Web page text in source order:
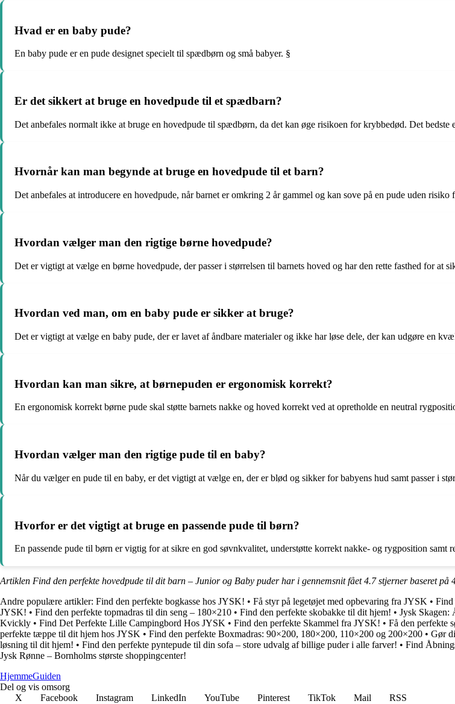
Hvad er en baby pude?
En baby pude er en pude designet specielt til spædbørn og små babyer. §
Er det sikkert at bruge en hovedpude til et spædbarn?
Det anbefales normalt ikke at bruge en hovedpude til spædbørn, da det kan øge risikoen for krybbedød. Det
Hvornår kan man begynde at bruge en hovedpude til et barn?
Det anbefales at introducere en hovedpude, når barnet er omkring 2 år gammel og kan sove på en pude uden
Hvordan vælger man den rigtige børne hovedpude?
Det er vigtigt at vælge en børne hovedpude, der passer i størrelsen til barnets hoved og har den rette fasthed for at
Hvordan ved man, om en baby pude er sikker at bruge?
Det er vigtigt at vælge en baby pude, der er lavet af åndbare materialer og ikke har løse dele, der kan udgøre en
Hvordan kan man sikre, at børnepuden er ergonomisk korrekt?
En ergonomisk korrekt børne pude skal støtte barnets nakke og hoved korrekt ved at opretholde en neutral
Hvordan vælger man den rigtige pude til en baby?
Når du vælger en pude til en baby, er det vigtigt at vælge en, der er blød og sikker for babyens hud samt passer i
Hvorfor er det vigtigt at bruge en passende pude til børn?
En passende pude til børn er vigtig for at sikre en god søvnkvalitet, understøtte korrekt nakke- og rygposition samt
Artiklen Find den perfekte hovedpude til dit barn – Junior og Baby puder har i gennemsnit fået4.7stjerner baseret på
Andre populære artikler: Find den perfekte bogkasse hos JYSK! • Få styr på legetøjet med opbevaring fra JYSK • Find
JYSK! • Find den perfekte topmadras til din seng – 180×210 • Find den perfekte skobakke til dit hjem! • Jysk Skagen:
Kvickly • Find Det Perfekte Lille Campingbord Hos JYSK • Find den perfekte Skammel fra JYSK! • Få den perfekte
perfekte tæppe til dit hjem hos JYSK • Find den perfekte Boxmadras: 90×200, 180×200, 110×200 og 200×200 • Gør
løsning til dit hjem! • Find den perfekte pyntepude til din sofa – store udvalg af billige puder i alle farver! • Find
Jysk Rønne – Bornholms største shoppingcenter!
HjemmeGuiden
Del og vis omsorg
X
Facebook Instagram LinkedIn YouTube Pinterest TikTok Mail
RSS